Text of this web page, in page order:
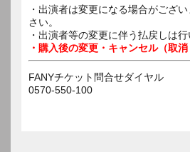
・出演者は変更になる場合がござ
さい。
・出演者等の変更に伴う払戻しは行
・購入後の変更・キャンセル（取消
FANYチケット問合せダイヤル
0570-550-100